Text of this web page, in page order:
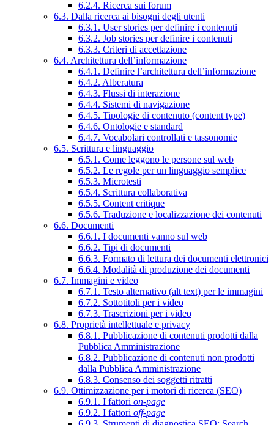
6.2.4. Ricerca sui forum
6.3. Dalla ricerca ai bisogni degli utenti
6.3.1. User stories per definire i contenuti
6.3.2. Job stories per definire i contenuti
6.3.3. Criteri di accettazione
6.4. Architettura dell’informazione
6.4.1. Definire l’architettura dell’informazione
6.4.2. Alberatura
6.4.3. Flussi di interazione
6.4.4. Sistemi di navigazione
6.4.5. Tipologie di contenuto (content type)
6.4.6. Ontologie e standard
6.4.7. Vocabolari controllati e tassonomie
6.5. Scrittura e linguaggio
6.5.1. Come leggono le persone sul web
6.5.2. Le regole per un linguaggio semplice
6.5.3. Microtesti
6.5.4. Scrittura collaborativa
6.5.5. Content critique
6.5.6. Traduzione e localizzazione dei contenuti
6.6. Documenti
6.6.1. I documenti vanno sul web
6.6.2. Tipi di documenti
6.6.3. Formato di lettura dei documenti elettronici
6.6.4. Modalità di produzione dei documenti
6.7. Immagini e video
6.7.1. Testo alternativo (alt text) per le immagini
6.7.2. Sottotitoli per i video
6.7.3. Trascrizioni per i video
6.8. Proprietà intellettuale e privacy
6.8.1. Pubblicazione di contenuti prodotti dalla
Pubblica Amministrazione
6.8.2. Pubblicazione di contenuti non prodotti
dalla Pubblica Amministrazione
6.8.3. Consenso dei soggetti ritratti
6.9. Ottimizzazione per i motori di ricerca (SEO)
6.9.1. I fattori on-page
6.9.2. I fattori off-page